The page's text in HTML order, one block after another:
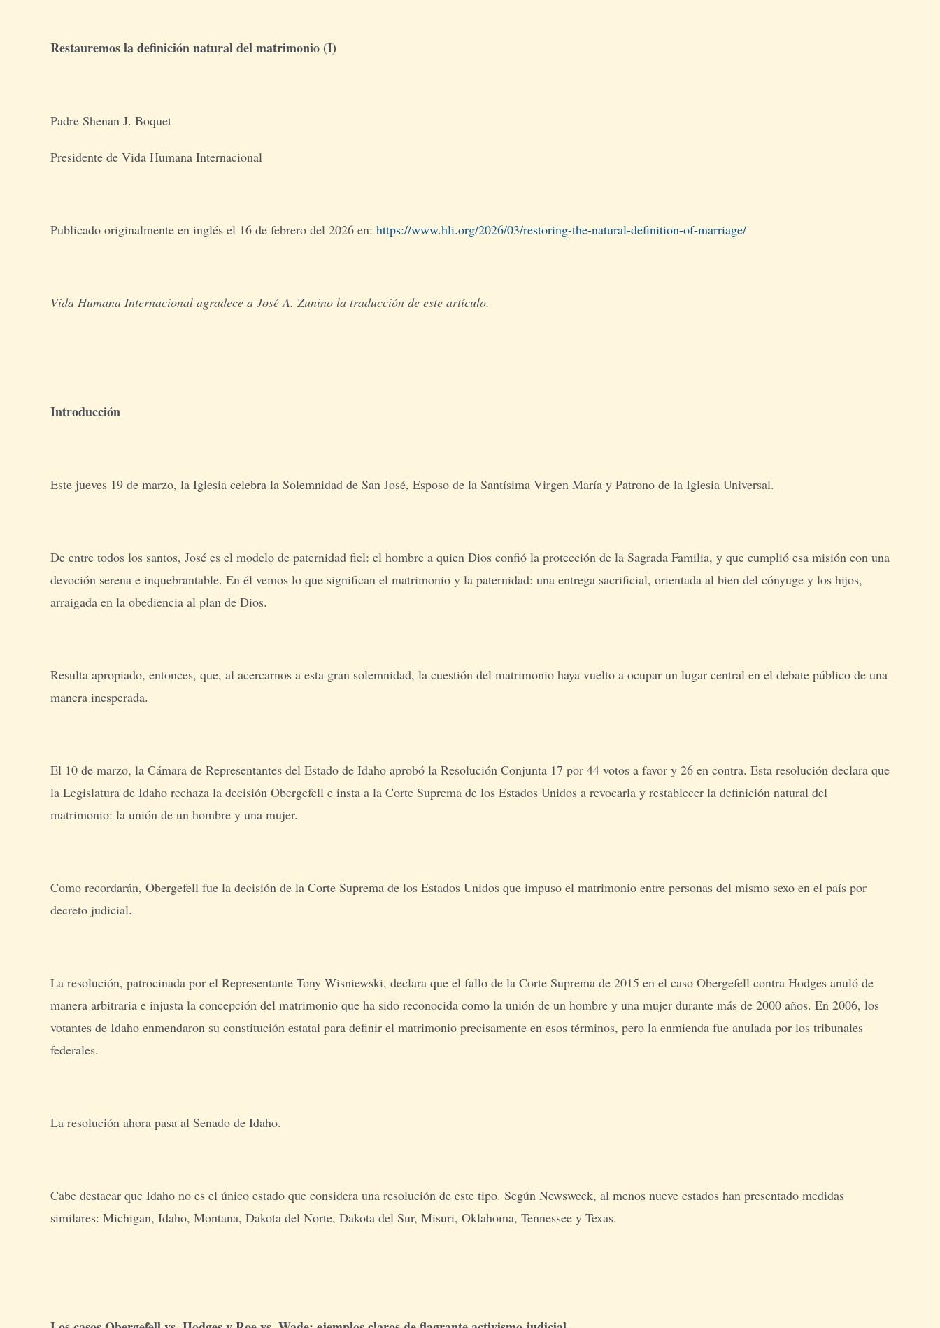
Restauremos la definición natural del matrimonio (I)
Padre Shenan J. Boquet
Presidente de Vida Humana Internacional
Publicado originalmente en inglés el 16 de febrero del 2026 en: https://www.hli.org/2026/03/restoring-the-natural-definition-of-marriage/
Vida Humana Internacional agradece a José A. Zunino la traducción de este artículo.
Introducción
Este jueves 19 de marzo, la Iglesia celebra la Solemnidad de San José, Esposo de la Santísima Virgen María y Patrono de la Iglesia Universal.
De entre todos los santos, José es el modelo de paternidad fiel: el hombre a quien Dios confió la protección de la Sagrada Familia, y que cumplió esa misión con una
devoción serena e inquebrantable. En él vemos lo que significan el matrimonio y la paternidad: una entrega sacrificial, orientada al bien del cónyuge y los hijos,
arraigada en la obediencia al plan de Dios.
Resulta apropiado, entonces, que, al acercarnos a esta gran solemnidad, la cuestión del matrimonio haya vuelto a ocupar un lugar central en el debate público de una
manera inesperada.
El 10 de marzo, la Cámara de Representantes del Estado de Idaho aprobó la Resolución Conjunta 17 por 44 votos a favor y 26 en contra. Esta resolución declara que
la Legislatura de Idaho rechaza la decisión Obergefell e insta a la Corte Suprema de los Estados Unidos a revocarla y restablecer la definición natural del
matrimonio: la unión de un hombre y una mujer.
Como recordarán, Obergefell fue la decisión de la Corte Suprema de los Estados Unidos que impuso el matrimonio entre personas del mismo sexo en el país por
decreto judicial.
La resolución, patrocinada por el Representante Tony Wisniewski, declara que el fallo de la Corte Suprema de 2015 en el caso Obergefell contra Hodges anuló de
manera arbitraria e injusta la concepción del matrimonio que ha sido reconocida como la unión de un hombre y una mujer durante más de 2000 años. En 2006, los
votantes de Idaho enmendaron su constitución estatal para definir el matrimonio precisamente en esos términos, pero la enmienda fue anulada por los tribunales
federales.
La resolución ahora pasa al Senado de Idaho.
Cabe destacar que Idaho no es el único estado que considera una resolución de este tipo. Según Newsweek, al menos nueve estados han presentado medidas
similares: Michigan, Idaho, Montana, Dakota del Norte, Dakota del Sur, Misuri, Oklahoma, Tennessee y Texas.